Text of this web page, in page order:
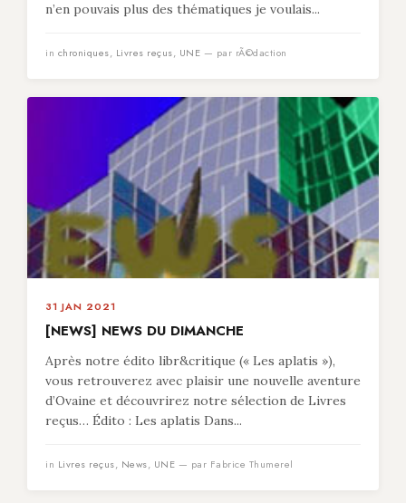
n’en pouvais plus des thématiques je voulais...
in chroniques, Livres reçus, UNE — par rÃ©daction
31 JAN 2021
[NEWS] NEWS DU DIMANCHE
Après notre édito libr&critique (« Les aplatis »),
vous retrouverez avec plaisir une nouvelle aventure
d’Ovaine et découvrirez notre sélection de Livres
reçus… Édito : Les aplatis Dans...
in Livres reçus, News, UNE — par Fabrice Thumerel